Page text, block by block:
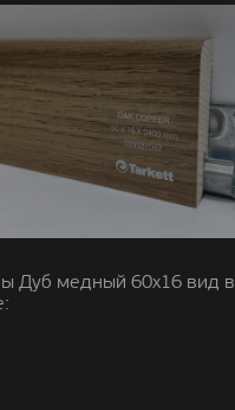
Дуб медный 60х16 вид в